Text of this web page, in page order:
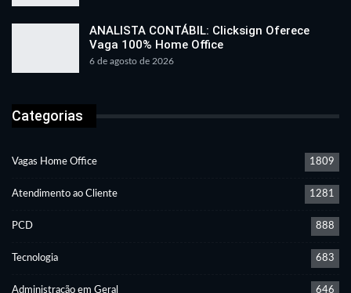
ANALISTA CONTÁBIL: Clicksign Oferece
Vaga 100% Home Office
6 de agosto de 2026
Categorias
Vagas Home Office 1809
Atendimento ao Cliente 1281
PCD 888
Tecnologia 683
Administração em Geral 646